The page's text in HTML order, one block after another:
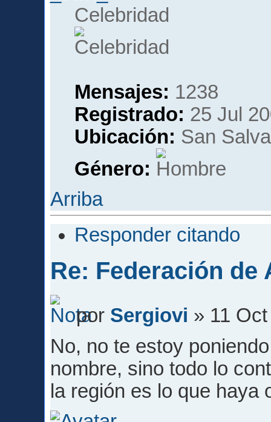
Celebridad
Mensajes: 1238
Registrado: 25 Jul
Ubicación: San
Género:
Arriba
Responder citando
Re: Federación de
por Sergiovi » 11
No, no te estoy
nombre, sino todo lo
la región es lo que haya